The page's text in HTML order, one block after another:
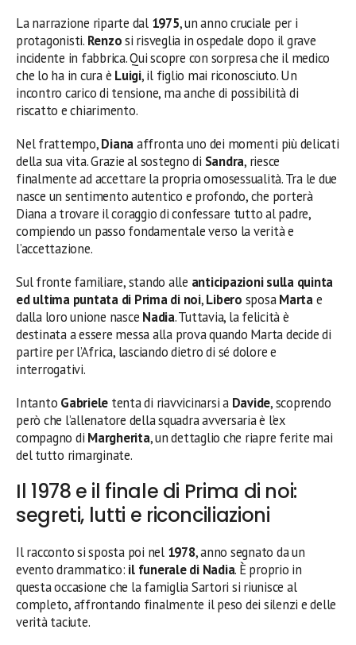
La narrazione riparte dal 1975, un anno cruciale per i
protagonisti. Renzosi risveglia in ospedale dopo il grave
incidente in fabbrica. Qui scopre con sorpresa che il medico
che lo ha in cura è Luigi, il figlio mai riconosciuto. Un
incontro carico di tensione, ma anche di possibilità di
riscatto e chiarimento.
Nel frattempo,Dianaaffronta uno dei momenti più delicati
della sua vita. Grazie al sostegno di Sandra, riesce
finalmente ad accettare la propria omosessualità. Tra le due
nasce un sentimento autentico e profondo, che porterà
Diana a trovare il coraggio di confessare tutto al padre,
compiendo un passo fondamentale verso la verità e
l’accettazione.
Sul fronte familiare, stando alle anticipazioni sulla quinta
ed ultima puntata di Prima di noi,Libero sposaMartae
dalla loro unione nasce Nadia. Tuttavia, la felicità è
destinata a essere messa alla prova quando Marta decide di
partire per l’Africa, lasciando dietro di sé dolore e
interrogativi.
Intanto Gabriele tenta di riavvicinarsi a Davide, scoprendo
però che l’allenatore della squadra avversaria è l’ex
compagno di Margherita, un dettaglio che riapre ferite mai
del tutto rimarginate.
Il 1978 e il finale di Prima di noi:
segreti, lutti e riconciliazioni
Il racconto si sposta poi nel 1978, anno segnato da un
evento drammatico: il funerale di Nadia. È proprio in
questa occasione che la famiglia Sartori si riunisce al
completo, affrontando finalmente il peso dei silenzi e delle
verità taciute.